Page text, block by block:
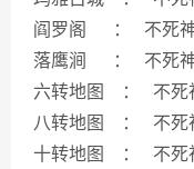
阎罗阁 ： 不死神
落鹰涧 ： 不死神
六转地图 ： 不死
八转地图 ： 不死
十转地图 ： 不死